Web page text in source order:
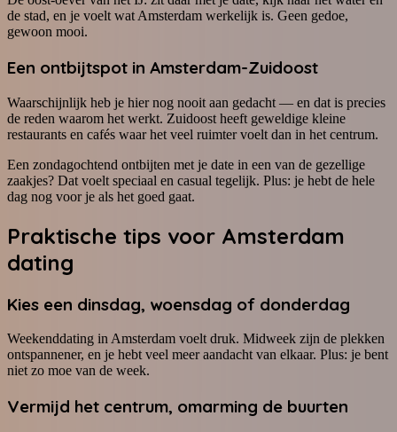
de stad, en je voelt wat Amsterdam werkelijk is. Geen gedoe,
gewoon mooi.
Een ontbijtspot in Amsterdam-Zuidoost
Waarschijnlijk heb je hier nog nooit aan gedacht — en dat is precies
de reden waarom het werkt. Zuidoost heeft geweldige kleine
restaurants en cafés waar het veel ruimter voelt dan in het centrum.
Een zondagochtend ontbijten met je date in een van de gezellige
zaakjes? Dat voelt speciaal en casual tegelijk. Plus: je hebt de hele
dag nog voor je als het goed gaat.
Praktische tips voor Amsterdam
dating
Kies een dinsdag, woensdag of donderdag
Weekenddating in Amsterdam voelt druk. Midweek zijn de plekken
ontspannener, en je hebt veel meer aandacht van elkaar. Plus: je bent
niet zo moe van de week.
Vermijd het centrum, omarming de buurten